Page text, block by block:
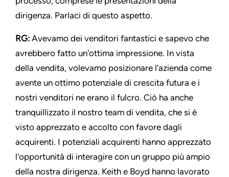
dirigenza. Parlaci di questo aspetto.
RG: Avevamo dei venditori fantastici e sapevo che
avrebbero fatto un'ottima impressione. In vista
della vendita, volevamo posizionare l'azienda come
avente un ottimo potenziale di crescita futura e i
nostri venditori ne erano il fulcro. Ciò ha anche
tranquillizzato il nostro team di vendita, che si è
visto apprezzato e accolto con favore dagli
acquirenti. I potenziali acquirenti hanno apprezzato
l'opportunità di interagire con un gruppo più ampio
della nostra dirigenza. Keith e Boyd hanno lavorato